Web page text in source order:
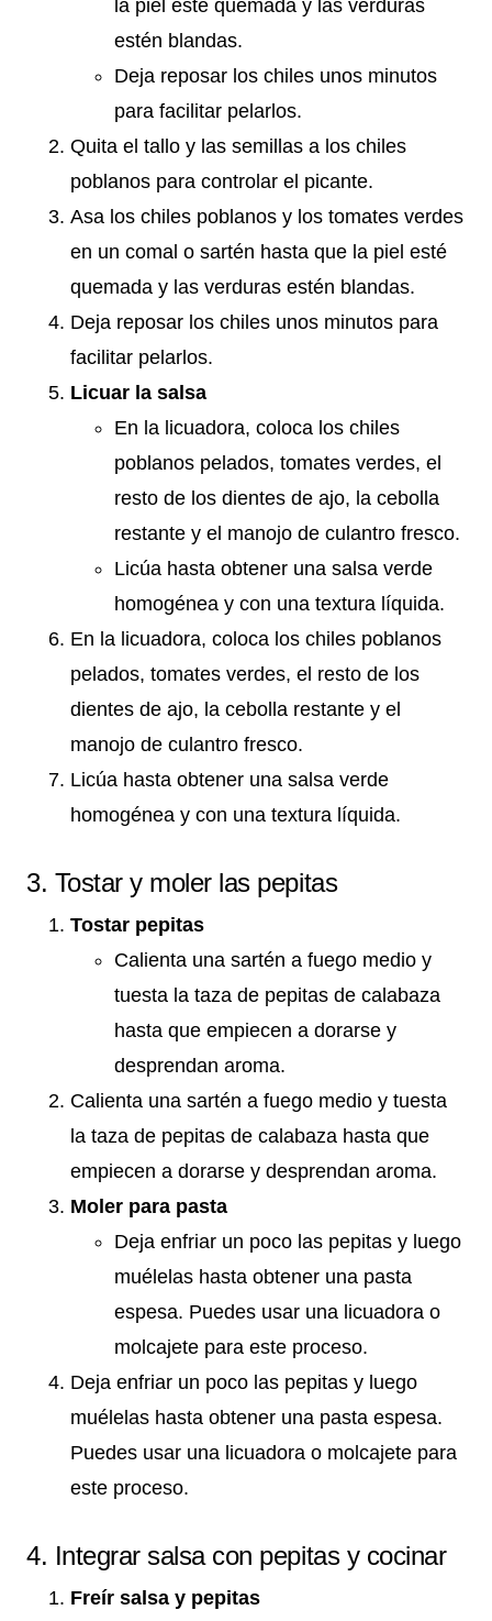
la piel esté quemada y las verduras
estén blandas.
Deja reposar los chiles unos minutos
para facilitar pelarlos.
Quita el tallo y las semillas a los chiles
poblanos para controlar el picante.
Asa los chiles poblanos y los tomates verdes
en un comal o sartén hasta que la piel esté
quemada y las verduras estén blandas.
Deja reposar los chiles unos minutos para
facilitar pelarlos.
Licuar la salsa
En la licuadora, coloca los chiles
poblanos pelados, tomates verdes, el
resto de los dientes de ajo, la cebolla
restante y el manojo de culantro fresco.
Licúa hasta obtener una salsa verde
homogénea y con una textura líquida.
En la licuadora, coloca los chiles poblanos
pelados, tomates verdes, el resto de los
dientes de ajo, la cebolla restante y el
manojo de culantro fresco.
Licúa hasta obtener una salsa verde
homogénea y con una textura líquida.
3. Tostar y moler las pepitas
Tostar pepitas
Calienta una sartén a fuego medio y
tuesta la taza de pepitas de calabaza
hasta que empiecen a dorarse y
desprendan aroma.
Calienta una sartén a fuego medio y tuesta
la taza de pepitas de calabaza hasta que
empiecen a dorarse y desprendan aroma.
Moler para pasta
Deja enfriar un poco las pepitas y luego
muélelas hasta obtener una pasta
espesa. Puedes usar una licuadora o
molcajete para este proceso.
Deja enfriar un poco las pepitas y luego
muélelas hasta obtener una pasta espesa.
Puedes usar una licuadora o molcajete para
este proceso.
4. Integrar salsa con pepitas y cocinar
Freír salsa y pepitas